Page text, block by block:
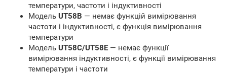
температури, частоти і індуктивності
Модель UT58B — немає функцій вимірювання
частоти і індуктивності, є функція вимірювання
температури
Модель UT58C/UT58E — немає функції
вимірювання індуктивності, є функції вимірювання
температури і частоти